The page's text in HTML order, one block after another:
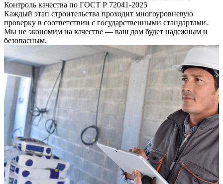
Контроль качества по ГОСТ Р 72041-2025
Каждый этап строительства проходит многоуровневую
проверку в соответствии с государственными стандартами.
Мы не экономим на качестве — ваш дом будет надежным и
безопасным.